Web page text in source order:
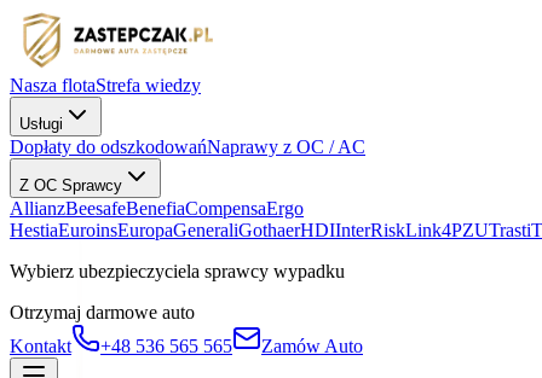
Nasza flotaStrefa wiedzy
Usługi
Dopłaty do odszkodowańNaprawy z OC / AC
Z OC Sprawcy
AllianzBeesafeBenefiaCompensaErgo
HestiaEuroinsEuropaGeneraliGothaerHDIInterRiskLink4PZUTrasti
Wybierz ubezpieczyciela sprawcy wypadku
Otrzymaj darmowe auto
Kontakt
+48 536 565 565 Zamów Auto